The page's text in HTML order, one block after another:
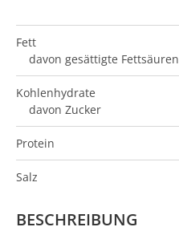
Fett
davon gesättigte Fettsäuren
Kohlenhydrate
davon Zucker
Protein
Salz
BESCHREIBUNG